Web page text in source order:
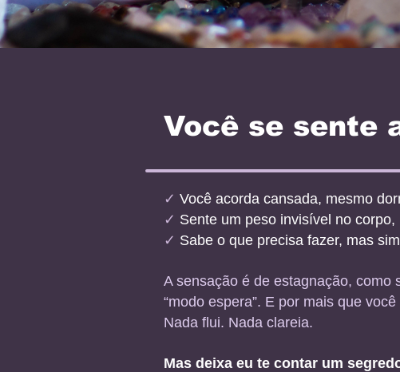
Você se sente
✓ Você acorda cansada, mesmo
✓ Sente um peso invisível no
✓ Sabe o que precisa fazer, mas
A sensação é de estagnação, como
“modo espera”. E por mais que
Nada flui. Nada clareia.
Mas deixa eu te contar um